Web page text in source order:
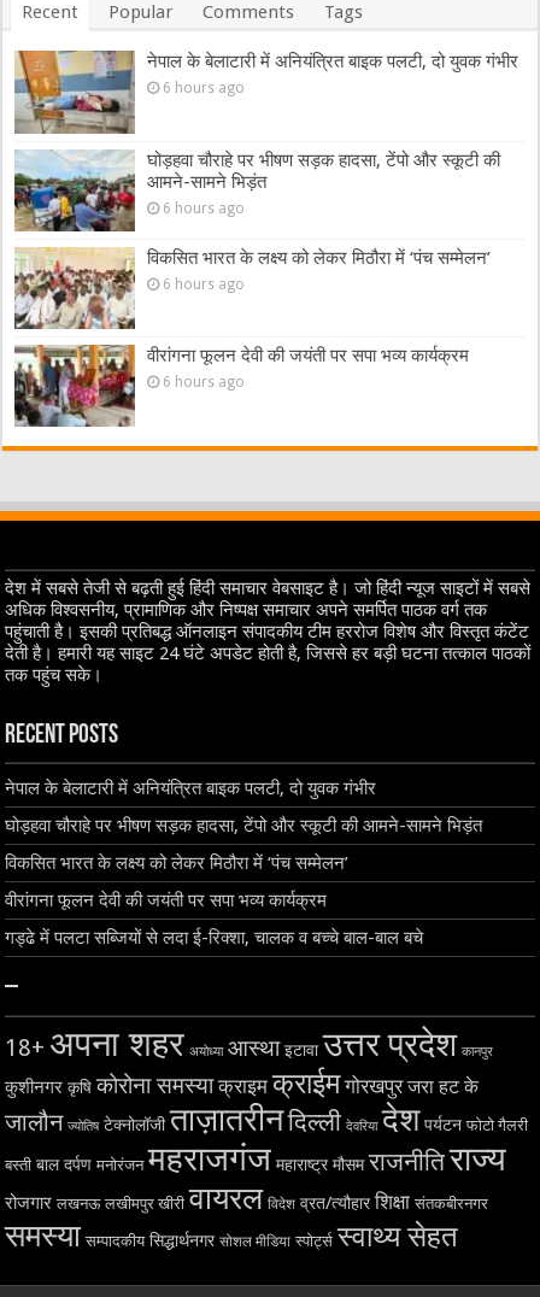
Recent Popular Comments Tags
नेपाल के बेलाटारी में अनियंत्रित बाइक पलटी, दो युवक गंभीर
6 hours ago
घोड़हवा चौराहे पर भीषण सड़क हादसा, टेंपो और स्कूटी की
आमने-सामने भिड़ंत
6 hours ago
विकसित भारत के लक्ष्य को लेकर मिठौरा में ‘पंच सम्मेलन’
6 hours ago
वीरांगना फूलन देवी की जयंती पर सपा भव्य कार्यक्रम
6 hours ago
देश में सबसे तेजी से बढ़ती हुई हिंदी समाचार वेबसाइट है। जो हिंदी न्यूज साइटों में सबसे
अधिक विश्वसनीय, प्रामाणिक और निष्पक्ष समाचार अपने समर्पित पाठक वर्ग तक
पहुंचाती है। इसकी प्रतिबद्ध ऑनलाइन संपादकीय टीम हररोज विशेष और विस्तृत कंटेंट
देती है। हमारी यह साइट 24 घंटे अपडेट होती है, जिससे हर बड़ी घटना तत्काल पाठकों
तक पहुंच सके।
Recent Posts
नेपाल के बेलाटारी में अनियंत्रित बाइक पलटी, दो युवक गंभीर
घोड़हवा चौराहे पर भीषण सड़क हादसा, टेंपो और स्कूटी की आमने-सामने भिड़ंत
विकसित भारत के लक्ष्य को लेकर मिठौरा में ‘पंच सम्मेलन’
वीरांगना फूलन देवी की जयंती पर सपा भव्य कार्यक्रम
गड्ढे में पलटा सब्जियों से लदा ई-रिक्शा, चालक व बच्चे बाल-बाल बचे
–
18+ अपना शहर अयोध्या आस्था इटावा उत्तर प्रदेश कानपुर
कुशीनगर कृषि कोरोना समस्या क्राइम क्राईम गोरखपुर जरा हट के
जालौन ज्योतिष टेक्नोलॉजी ताज़ातरीनदिल्ली देवरिया देश पर्यटन फोटो गैलरी
बस्ती बाल दर्पण मनोरंजन महराजगंज महाराष्ट्र मौसम राजनीतिराज्य
रोजगार लखनऊ लखीमपुर खीरी वायरल विदेश व्रत/त्यौहार शिक्षा संतकबीरनगर
समस्या सम्पादकीय सिद्धार्थनगर सोशल मीडिया स्पोर्ट्स स्वाथ्य सेहत